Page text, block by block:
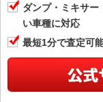
ダンプ・ミキサー
い車種に対応
最短1分で査定可